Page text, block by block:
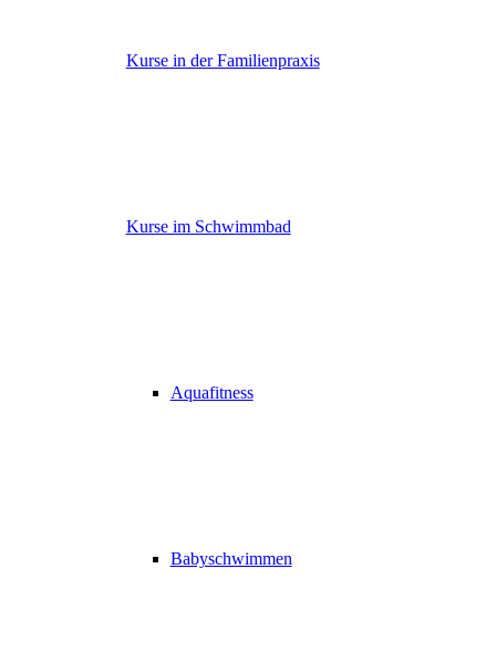
Kurse in der Familienpraxis
Kurse im Schwimmbad
Aquafitness
Babyschwimmen